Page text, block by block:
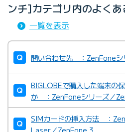
ンチ]カテゴリ内のよくあ
一覧を表示
問い合わせ先 ：ZenFoneシ
BIGLOBEで購入した端末の
か ：ZenFoneシリーズ／
SIMカードの挿入方法 ：
Laser／ZenFone 3